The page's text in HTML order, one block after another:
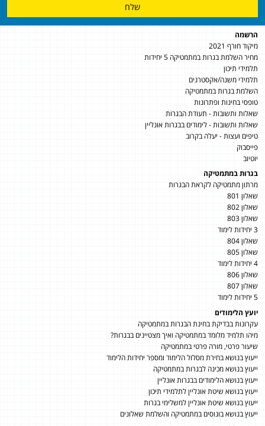
שלח
הרשמה
מיקוד חורף 2021
מחיר השלמת בגרות במתמטיקה 5 יחידות
תלמידי תיכון
תלמידי משנה/אקסטרנים
השלמת בגרות במתמטיקה
טופסי בחינות ופתרונות
שאלות ותשובות - תעודת הבגרות
שאלות ותשובות - לימודים בבגרות אונליין
טיפים ועצות - יעלה בקרוב
פייסבוק
יוטיוב
בגרות במתמטיקה
מרתון מתמטיקה לקראת הבגרות
שאלון 801
שאלון 802
שאלון 803
3 יחידות לימוד
שאלון 804
שאלון 805
4 יחידות לימוד
שאלון 806
שאלון 807
5 יחידות לימוד
יועץ הלימודים
עקרונות בבדיקת בחינת הבגרות במתמטיקה
מיהו תלמיד מלומד במתמטיקה ואיך מצטיינים בבגרות?
שיעור פרטי, מורה פרטי במתמטיקה
ייעוץ בנושא בחירת מסלול הלימוד ומספר יחידות הלימוד
ייעוץ בנושא מכינה לבגרות במתמטיקה
ייעוץ בנושא הלימודים בבגרות אונליין
ייעוץ בנושא שיטת אונליין לתלמידי תיכון
ייעוץ בנושא שיטת אונליין למשלימי בגרות
ייעוץ בנושא בונוסים במתמטיקה והשלמת שאלונים